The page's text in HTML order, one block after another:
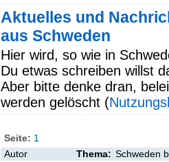
Aktuelles und
aus Schweden
Hier wird, so wie in
Du etwas schreiben willst
Aber bitte denke dran,
werden gelöscht (
Seite: 1
Autor
Thema: Schweden